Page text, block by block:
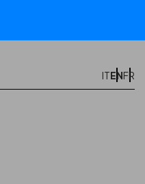
ITENFR